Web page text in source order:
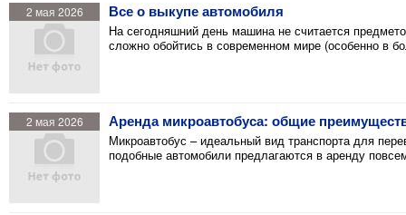
2 мая 2026 Все о выкупе автомобиля
На сегодняшний день машина не считается
сложно обойтись в современном мире (особенно в
2 мая 2026 Аренда микроавтобуса: общие
Микроавтобус – идеальный вид транспорта для
подобные автомобили предлагаются в аренду